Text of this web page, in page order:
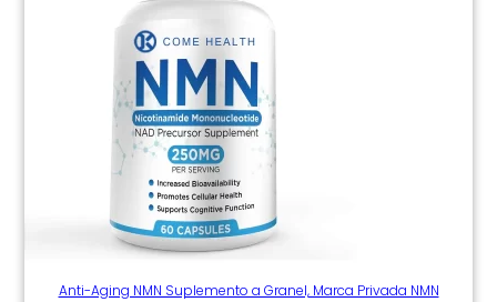
Anti-Aging NMN Suplemento a Granel, Marca Privada NMN